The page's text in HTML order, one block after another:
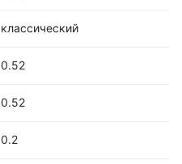
классический
0.52
0.52
0.2